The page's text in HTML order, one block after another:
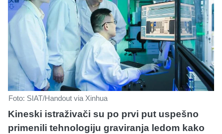
Foto: SIAT/Handout via Xinhua
Kineski istraživači su po prvi put uspešno
primenili tehnologiju graviranja ledom kako